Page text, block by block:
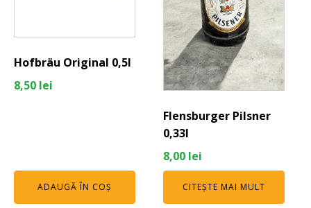
Hofbräu Original 0,5l
8,50 lei
ADAUGĂ ÎN COȘ
Flensburger Pilsner
0,33l
8,00 lei
CITEȘTE MAI MULT